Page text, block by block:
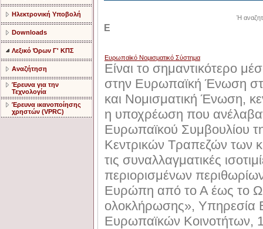
Ηλεκτρονική Υποβολή
Downloads
Λεξικό Όρων Γ' ΚΠΣ
Αναζήτηση
Έρευνα για την
Τεχνολογία
Έρευνα ικανοποίησης
χρηστών (VPRC)
Ή
Ε
Ευρωπαϊκό Νομισματικό Σύστημα
Είναι το σημαντικότερο
στην Ευρωπαϊκή Ένωση
και Νομισματική Ένωση,
η υποχρέωση που
Ευρωπαϊκού Συμβουλίου
Κεντρικών Τραπεζών των
τις συναλλαγματικές
περιορισμένων
Ευρώπη από το Α έως το
ολοκλήρωσης»,
Ευρωπαϊκών Κοινοτήτων,